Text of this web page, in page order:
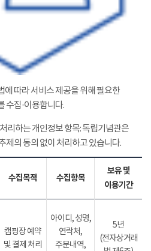
따라 서비스 제공을 위해 필요한
수집·이용합니다.
리하는 개인정보 항목: 독립기념관은
제의 동의 없이 처리하고 있습니다.
수집목적 수집항목
보유 및
이용기간
캠핑장 예약
및 결제 처리
아이디, 성명,
연락처,
주문내역,
5년
(전자상거래